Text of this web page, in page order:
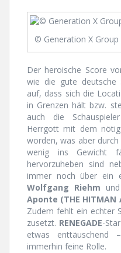
© Generation X
Der heroische Score
wie die gute deutsche
auf, dass sich die
in Grenzen hält bzw.
auch die
Herrgott mit dem
worden, was aber
wenig ins Gewicht
hervorzuheben sind
immer noch über ein
Wolfgang Riehm
Aponte (THE HITMAN
Zudem fehlt ein echter
zusetzt. RENEGADE-Star
etwas
immerhin feine Rolle.